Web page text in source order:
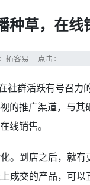
草，在线
拓客易 点击：
社群活跃有号召力
的推广渠道，与
线销售。
到店之后，就有
成交的产品，可